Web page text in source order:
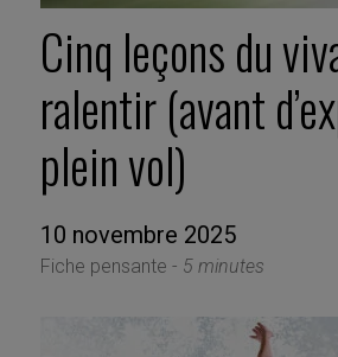
Cinq leçons du
ralentir (avant
plein vol)
10 novembre 2025
Fiche pensante - 5 minutes